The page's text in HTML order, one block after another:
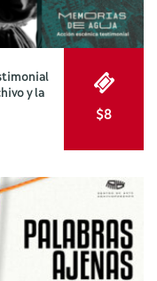
y la
$8